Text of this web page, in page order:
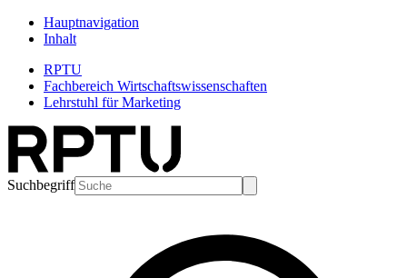
Hauptnavigation
Inhalt
RPTU
Fachbereich Wirtschaftswissenschaften
Lehrstuhl für Marketing
Suchbegriff